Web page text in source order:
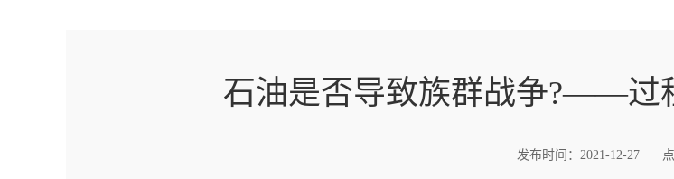
石油是否导致族群战争?——过
发布时间：2021-12-27